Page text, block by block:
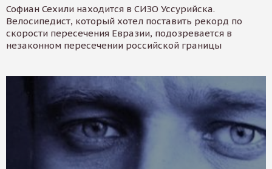
Софиан Сехили находится в СИЗО Уссурийска.
Велосипедист, который хотел поставить рекорд по
скорости пересечения Евразии, подозревается в
незаконном пересечении российской границы